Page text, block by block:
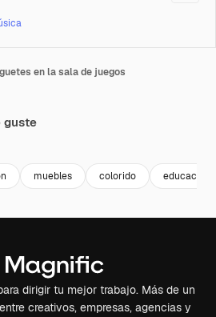
en la sala de juegos
guste
muebles colorido educación
dirigir tu mejor trabajo. Más de un
creativos, empresas, agencias y